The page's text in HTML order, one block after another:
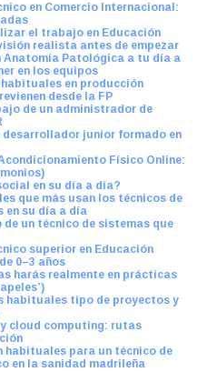
en Comercio Internacional:
el trabajo en Educación
realista antes de empezar
Anatomía Patológica a tu día a
en los equipos
en producción
desde la FP
de un administrador de
desarrollador junior formado en
Físico Online:
en su día a día?
que más usan los técnicos de
en su día a día
un técnico de sistemas que
superior en Educación
0–3 años
harás realmente en prácticas
habituales tipo de proyectos y
y cloud computing: rutas
habituales para un técnico de
en la sanidad madrileña